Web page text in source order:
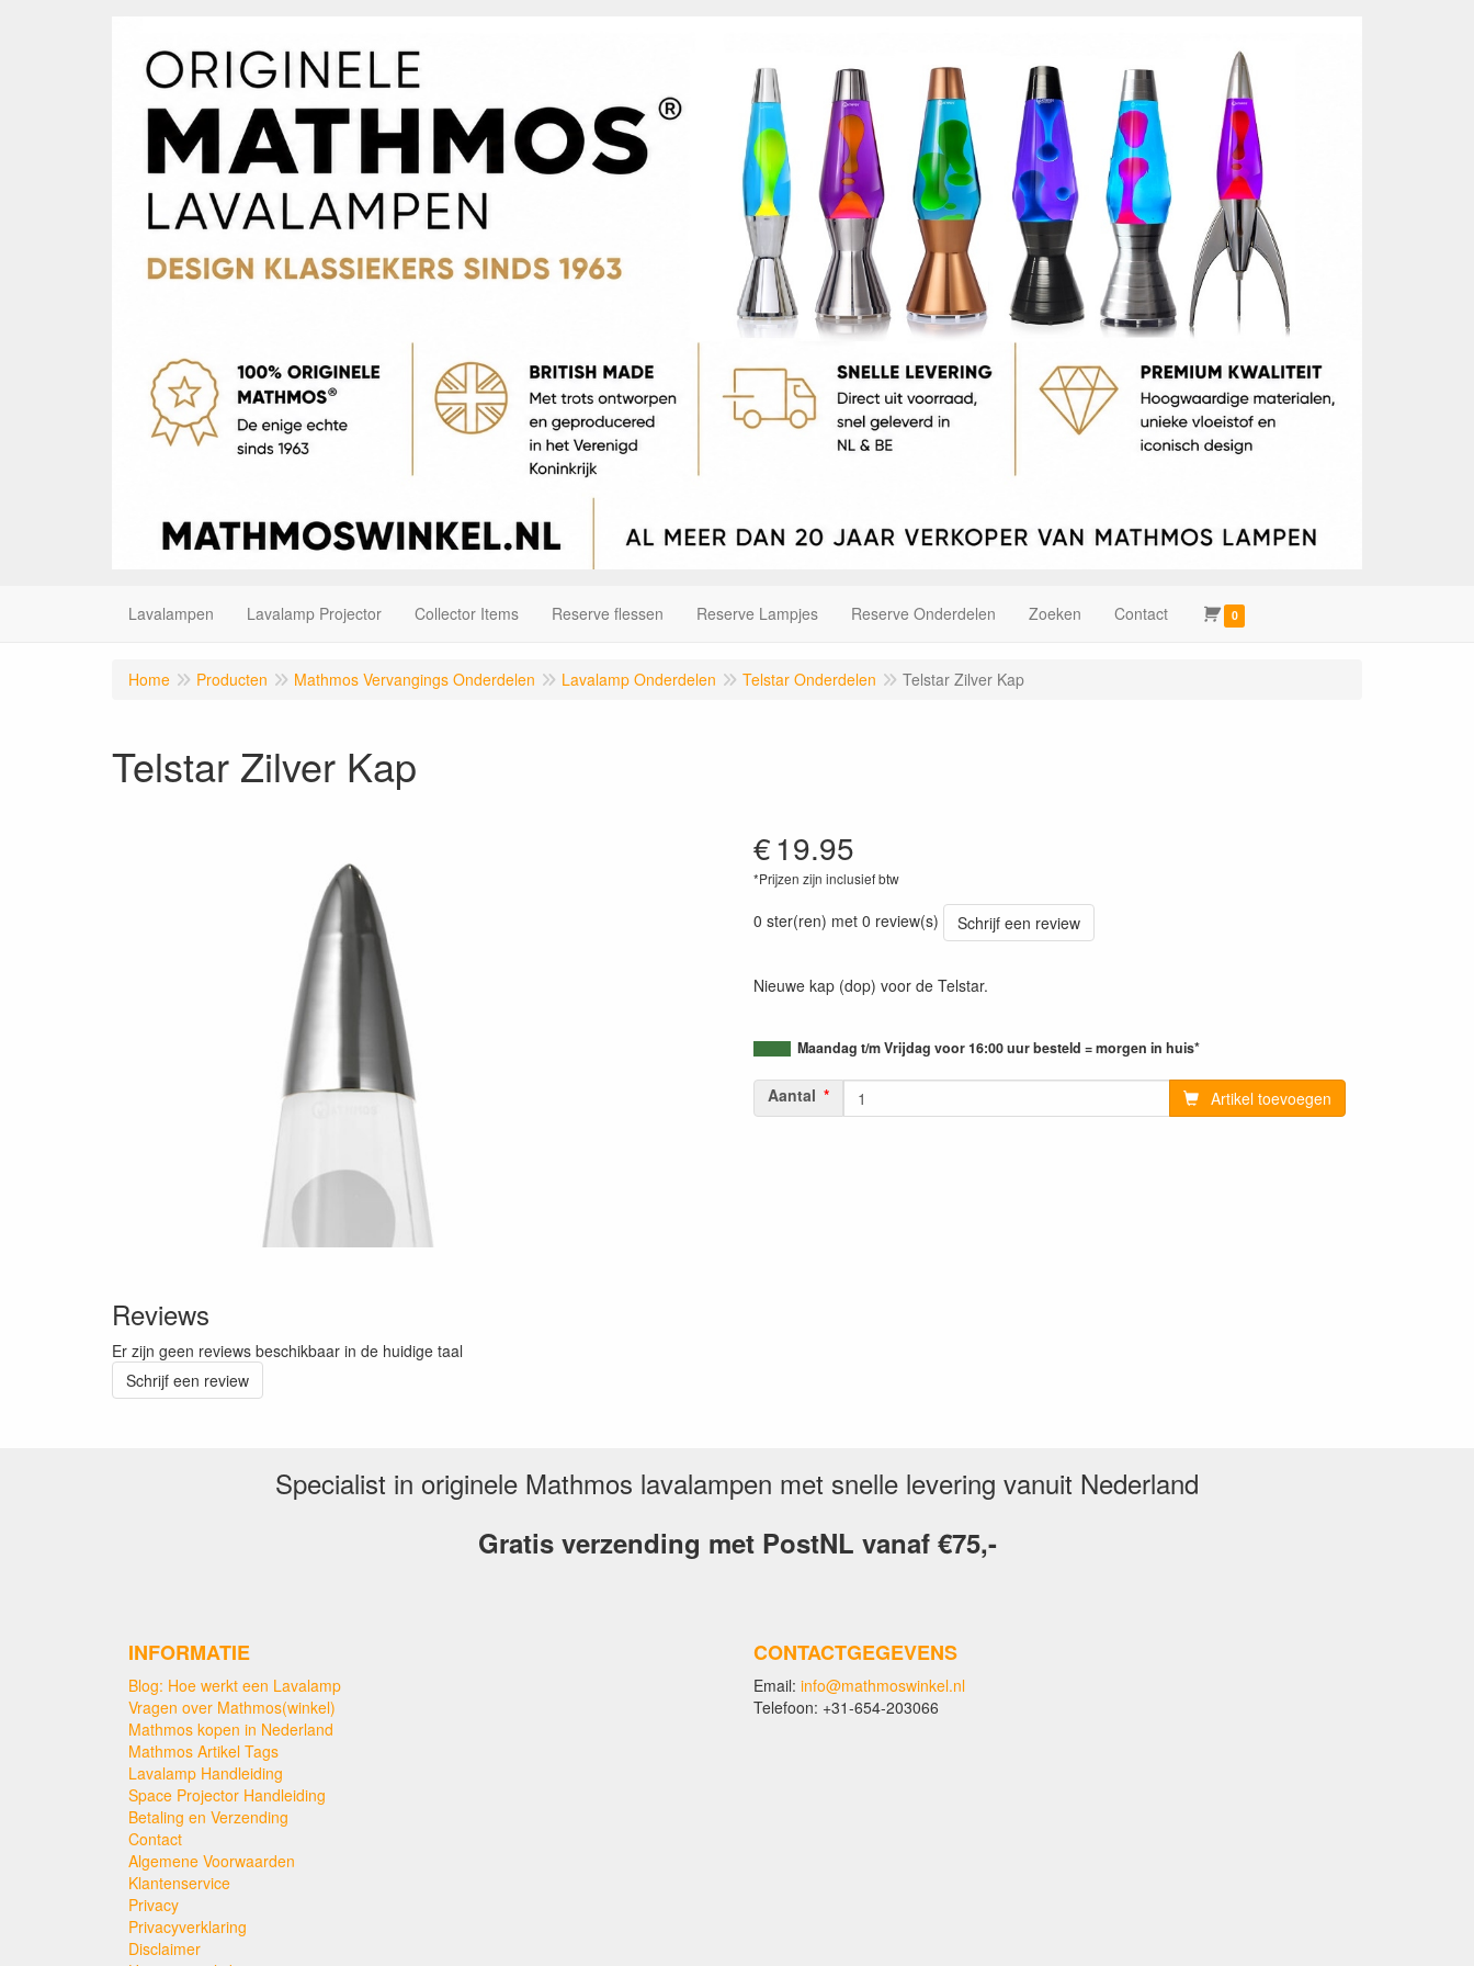
Lavalampen Lavalamp Projector Collector Items Reserve flessen Reserve Lampjes Reserve Onderdelen Zoeken Contact 0
Home Producten Mathmos Vervangings Onderdelen Lavalamp Onderdelen Telstar Onderdelen Telstar Zilver Kap
Telstar Zilver Kap
€19.95
*Prijzen zijn inclusief btw
0 ster(ren) met 0 review(s) Schrijf een review
Nieuwe kap (dop) voor de Telstar.
Maandag t/m Vrijdag voor 16:00 uur besteld = morgen in huis*
Aantal Artikel toevoegen
Reviews
Er zijn geen reviews beschikbaar in de huidige taal
Schrijf een review
Specialist in originele Mathmos lavalampen met snelle levering vanuit Nederland
Gratis verzending met PostNL vanaf €75,-
INFORMATIE
Blog: Hoe werkt een Lavalamp
Vragen over Mathmos(winkel)
Mathmos kopen in Nederland
Mathmos Artikel Tags
Lavalamp Handleiding
Space Projector Handleiding
Betaling en Verzending
Contact
Algemene Voorwaarden
Klantenservice
Privacy
Privacyverklaring
Disclaimer
CONTACTGEGEVENS
Email: info@mathmoswinkel.nl
Telefoon: +31-654-203066